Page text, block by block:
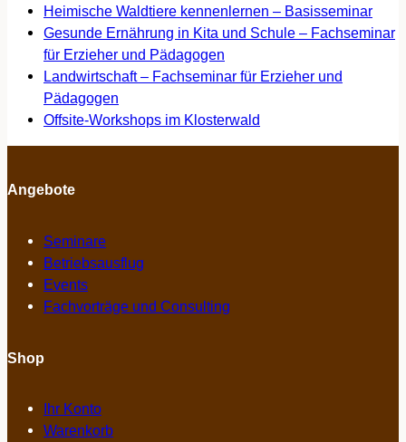
Heimische Waldtiere kennenlernen – Basisseminar
Gesunde Ernährung in Kita und Schule – Fachseminar
für Erzieher und Pädagogen
Landwirtschaft – Fachseminar für Erzieher und
Pädagogen
Offsite-Workshops im Klosterwald
Angebote
Seminare
Betriebsausflug
Events
Fachvorträge und Consulting
Shop
Ihr Konto
Warenkorb